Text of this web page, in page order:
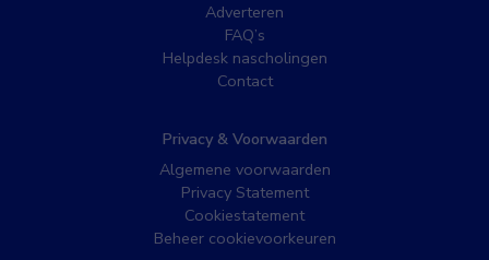
Adverteren
FAQ’s
Helpdesk nascholingen
Contact
Privacy & Voorwaarden
Algemene voorwaarden
Privacy Statement
Cookiestatement
Beheer cookievoorkeuren